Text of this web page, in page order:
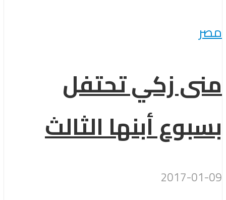
مصر
منى زكي تحتفل
بسبوع أبنها الثالث
2017-01-09